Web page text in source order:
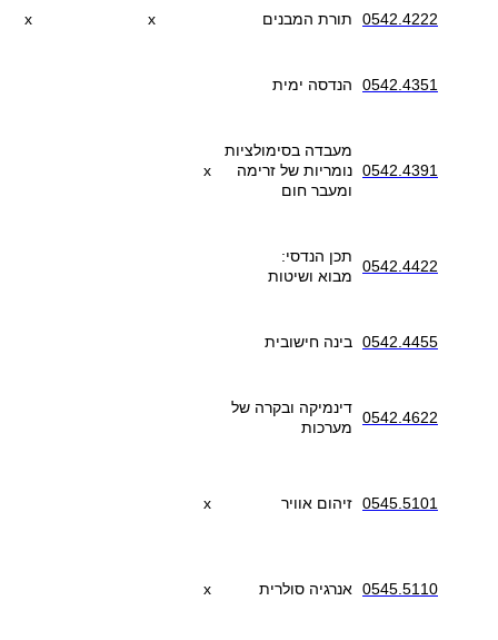
0542.4222 תורת המבנים x
x
0542.4351 הנדסה ימית
0542.4391
מעבדה בסימולציות
נומריות של זרימה
ומעבר חום
x
0542.4422
תכן הנדסי:
מבוא ושיטות
0542.4455 בינה חישובית
0542.4622
דינמיקה ובקרה של
מערכות
0545.5101 זיהום אוויר x
0545.5110 אנרגיה סולרית x